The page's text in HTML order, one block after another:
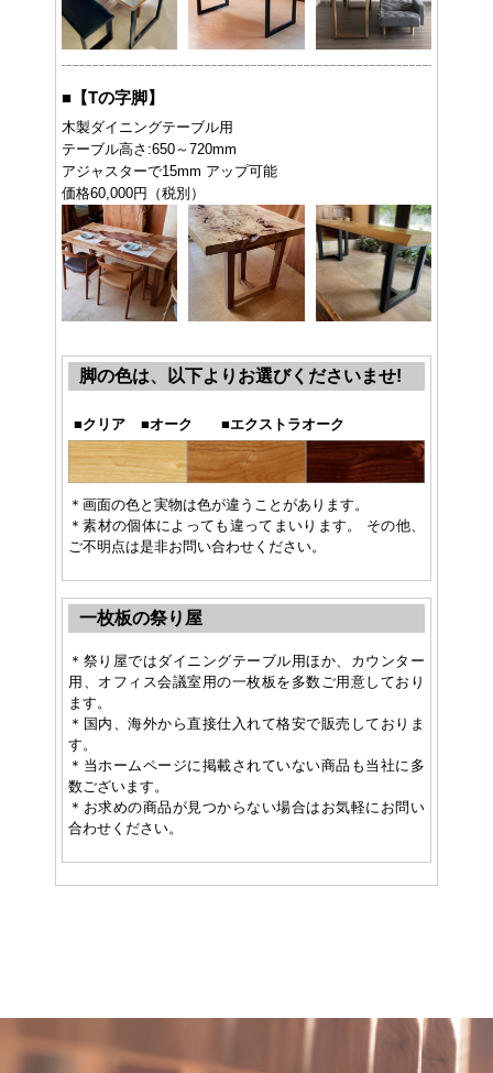
■ 【Tの字脚】
木製ダイニングテーブル用
テーブル高さ:650～720mm
アジャスターで15mm アップ可能
価格60,000円（税別）
脚の色は、以下よりお選びくださいませ!
■クリア ■オーク ■エクストラオーク
＊画面の色と実物は色が違うことがあります。
＊素材の個体によっても違ってまいります。 その他、
ご不明点は是非お問い合わせください。
一枚板の祭り屋
＊祭り屋ではダイニングテーブル用ほか、カウンター
用、オフィス会議室用の一枚板を多数ご用意しており
ます。
＊国内、海外から直接仕入れて格安で販売しておりま
す。
＊当ホームページに掲載されていない商品も当社に多
数ございます。
＊お求めの商品が見つからない場合はお気軽にお問い
合わせください。